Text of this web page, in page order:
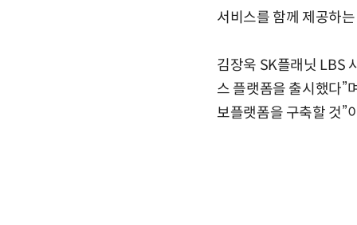
서비스를 함께 제공하
김장욱 SK플래닛 LBS
스 플랫폼을 출시했다”
보플랫폼을 구축할 것”